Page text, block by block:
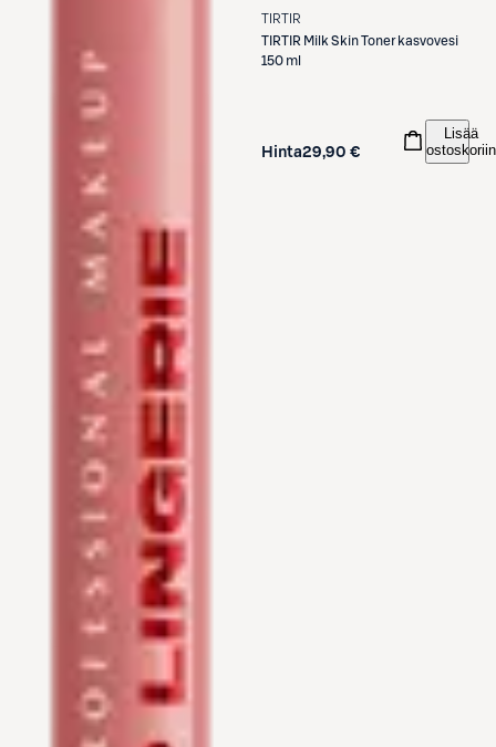
TIRTIR
TIRTIR Milk Skin Toner kasvovesi
150 ml
Hinta29,90 €
Lisää
ostoskoriin